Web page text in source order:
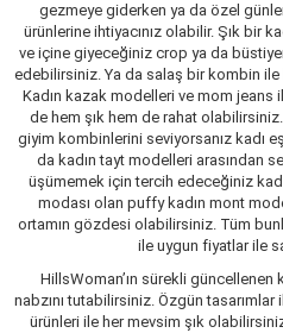
gezmeye giderken ya da özel
ürünlerine ihtiyacınız olabilir. Şık bir
ve içine giyeceğiniz crop ya da
edebilirsiniz. Ya da salaş bir kombin
Kadın kazak modelleri ve mom jeans
de hem şık hem de rahat
giyim kombinlerini seviyorsanız kadı
da kadın tayt modelleri arasından
üşümemek için tercih edeceğiniz
modası olan puffy kadın mont
ortamın gözdesi olabilirsiniz. Tüm
ile uygun fiyatlar ile
HillsWoman’ın sürekli güncellenen
nabzını tutabilirsiniz. Özgün
ürünleri ile her mevsim şık